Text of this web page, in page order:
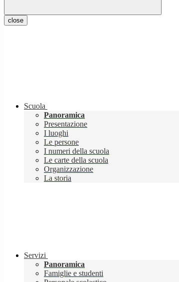
close
Scuola
Panoramica
Presentazione
I luoghi
Le persone
I numeri della scuola
Le carte della scuola
Organizzazione
La storia
Servizi
Panoramica
Famiglie e studenti